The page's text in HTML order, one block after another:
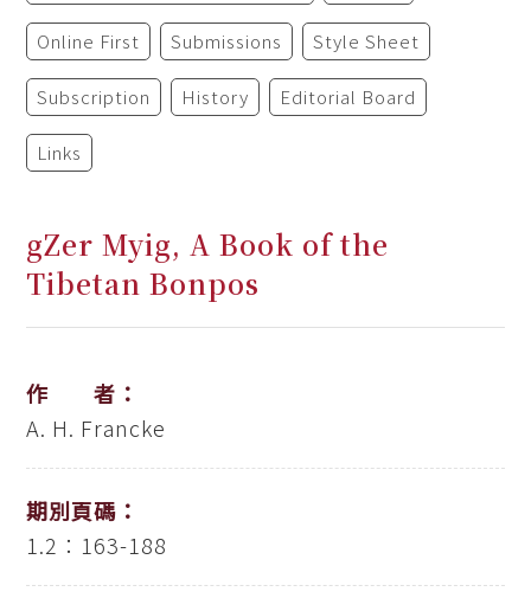
Online First Submissions Style Sheet
Subscription History Editorial Board
Links
gZer Myig, A Book of the
Tibetan Bonpos
作 者：
A. H. Francke
期別頁碼：
1.2：163-188